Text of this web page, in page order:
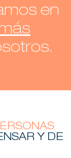
en
Y DE